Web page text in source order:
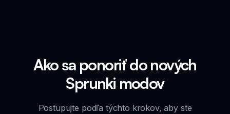
Ako sa ponoriť do nových
Sprunki modov
Postupujte podľa týchto krokov, aby ste